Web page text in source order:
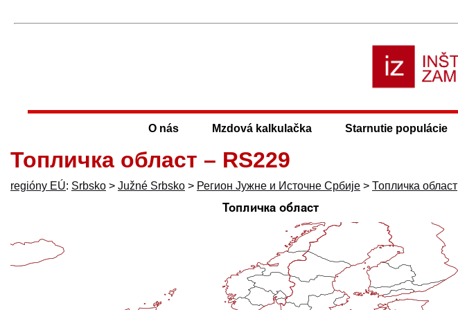
O nás Mzdová kalkulačka Starnutie populácie
Топличка област – RS229
regióny EÚ: Srbsko > Južné Srbsko > Регион Јужне и Источне Србије > Топличка област